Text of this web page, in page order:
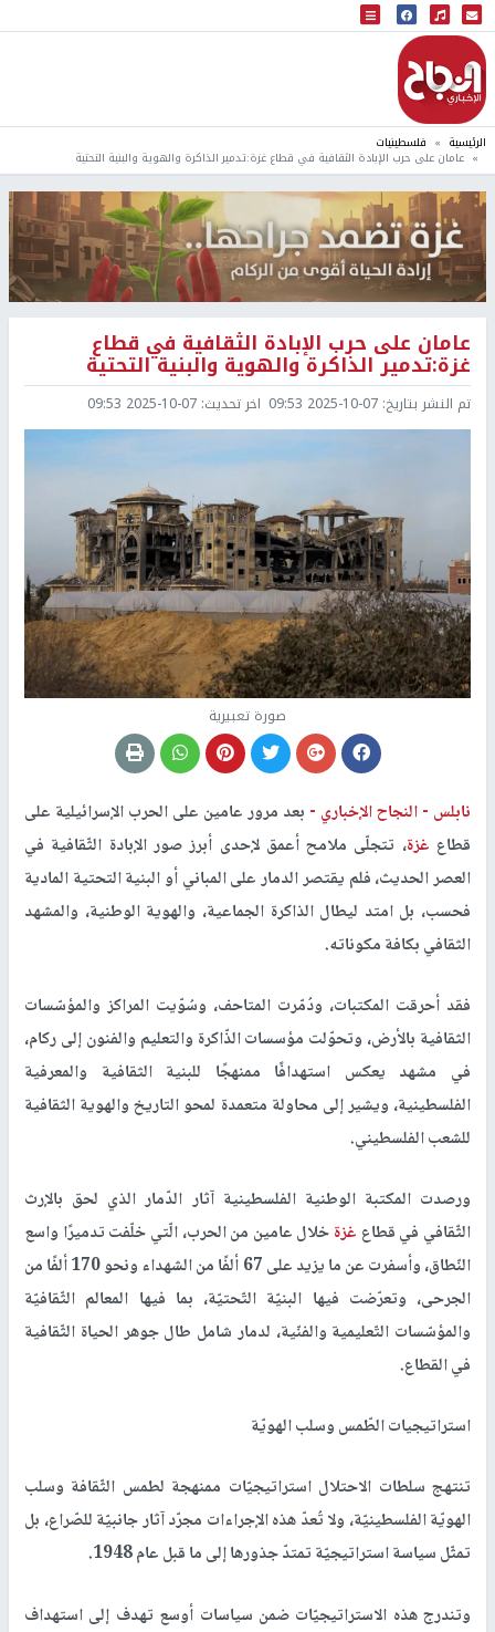
البث المباشر
إذاعة النجاح
الرئيسية فلسطينيات
عامان على حرب الإبادة الثقافية في قطاع غزة:تدمير الذاكرة والهوية والبنية التحتية
عامان على حرب الإبادة الثقافية في قطاع
غزة:تدمير الذاكرة والهوية والبنية التحتية
تم النشر بتاريخ: 2025-10-07 09:53 اخر تحديث: 2025-10-07 09:53
صورة تعبيرية
نابلس -النجاح الإخباري - بعد مرور عامين على الحرب الإسرائيلية على
قطاع غزة، تتجلّى ملامح أعمق لإحدى أبرز صور الإبادة الثّقافية في
العصر الحديث، فلم يقتصر الدمار على المباني أو البنية التحتية المادية
فحسب، بل امتد ليطال الذاكرة الجماعية، والهوية الوطنية، والمشهد
الثقافي بكافة مكوناته.
فقد أحرقت المكتبات، ودُمّرت المتاحف، وسُوّيت المراكز والمؤسّسات
الثقافية بالأرض، وتحوّلت مؤسسات الذّاكرة والتعليم والفنون إلى ركام،
في مشهد يعكس استهدافًا ممنهجًا للبنية الثقافية والمعرفية
الفلسطينية، ويشير إلى محاولة متعمدة لمحو التاريخ والهوية الثقافية
للشعب الفلسطيني.
ورصدت المكتبة الوطنية الفلسطينية آثار الدّمار الذي لحق بالإرث
الثّقافي في قطاع غزةخلال عامين من الحرب، الّتي خلّفت تدميرًا واسع
النّطاق، وأسفرت عن ما يزيد على 67 ألفًا من الشهداء ونحو 170 ألفًا من
الجرحى، وتعرّضت فيها البنيّة التّحتيّة، بما فيها المعالم الثّقافيّة
والمؤسّسات التّعليمية والفنّية، لدمار شامل طال جوهر الحياة الثّقافية
في القطاع.
استراتيجيات الطّمس وسلب الهويّة
تنتهج سلطات الاحتلال استراتيجيّات ممنهجة لطمس الثّقافة وسلب
الهويّة الفلسطينيّة، ولا تُعدّ هذه الإجراءات مجرّد آثار جانبيّة للصّراع، بل
تمثّل سياسة استراتيجيّة تمتدّ جذورها إلى ما قبل عام 1948.
وتندرج هذه الاستراتيجيّات ضمن سياسات أوسع تهدف إلى استهداف